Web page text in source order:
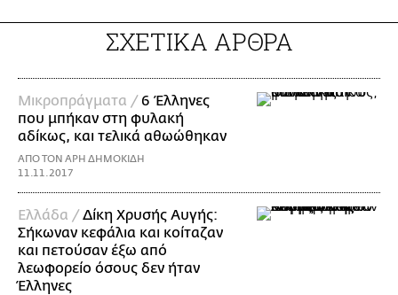
ΣΧΕΤΙΚΑ ΑΡΘΡΑ
Mικροπράγματα / 6 Έλληνες
που μπήκαν στη φυλακή
αδίκως, και τελικά αθωώθηκαν
ΑΠΟ ΤΟΝ ΑΡΗ ΔΗΜΟΚΙΔΗ
11.11.2017
Ελλάδα /Δίκη Χρυσής Αυγής:
Σήκωναν κεφάλια και κοίταζαν
και πετούσαν έξω από
λεωφορείο όσους δεν ήταν
Έλληνες